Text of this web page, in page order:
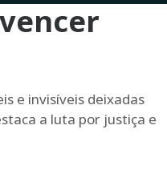
e invisíveis deixadas
a luta por justiça e